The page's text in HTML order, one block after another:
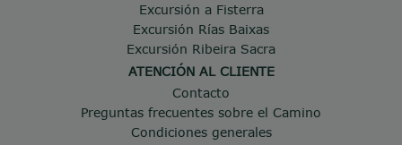
Excursión a Fisterra
Excursión Rías Baixas
Excursión Ribeira Sacra
ATENCIÓN AL CLIENTE
Contacto
Preguntas frecuentes sobre el Camino
Condiciones generales